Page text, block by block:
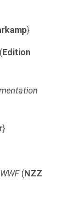
}
(Edition
}
(NZZ